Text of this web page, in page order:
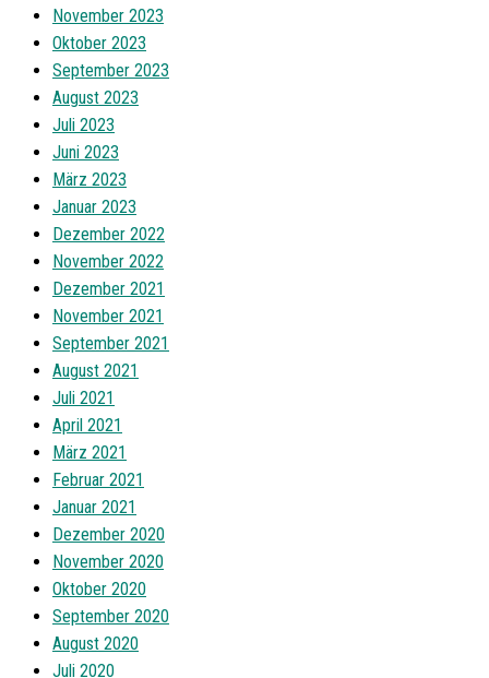
November 2023
Oktober 2023
September 2023
August 2023
Juli 2023
Juni 2023
März 2023
Januar 2023
Dezember 2022
November 2022
Dezember 2021
November 2021
September 2021
August 2021
Juli 2021
April 2021
März 2021
Februar 2021
Januar 2021
Dezember 2020
November 2020
Oktober 2020
September 2020
August 2020
Juli 2020